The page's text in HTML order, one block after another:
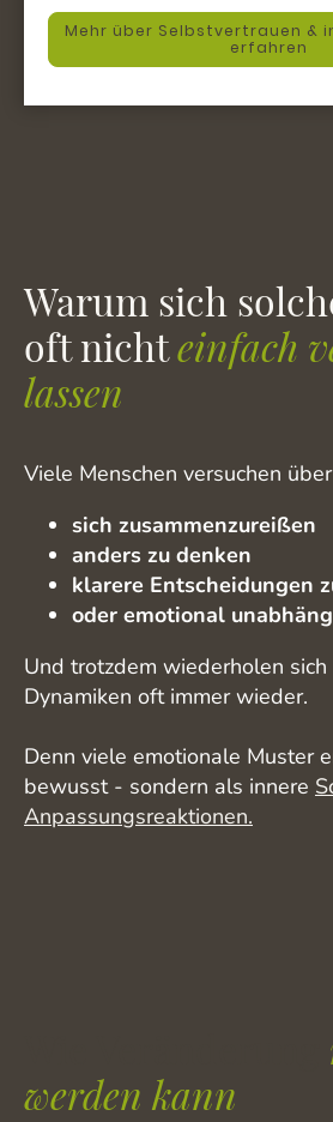
Mehr über Selbstvertrauen &
erfahren
Warum sich
oft nichteinfach
lassen
Viele Menschen versuchen
sich zusammenzureißen
anders zu denken
klarere Entscheidungen
oder emotional
Und trotzdem wiederholen
Dynamiken oft immer wieder.
Denn viele emotionale Muster
bewusst - sondern als innere
Anpassungsreaktionen.
werden kann